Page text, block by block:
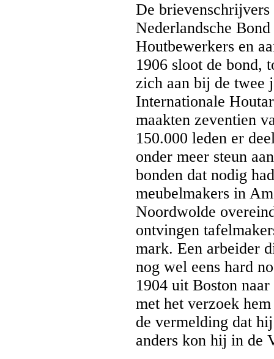
De
Nederlandsche
Houtbewerkers en
1906 sloot de bond,
zich aan bij de twee
Internationale
maakten zeventien
150.000 leden er
onder meer steun
bonden dat nodig
meubelmakers in
Noordwolde
ontvingen
mark. Een arbeider
nog wel eens hard
1904 uit Boston
met het verzoek
de vermelding dat
anders kon hij in de